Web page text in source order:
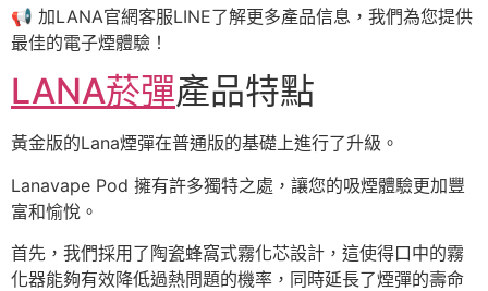
📢 加LANA官網客服LINE了解更多產品信息，我們為您提供
最佳的電子煙體驗！
LANA菸彈產品特點
黃金版的Lana煙彈在普通版的基礎上進行了升級。
Lanavape Pod 擁有許多獨特之處，讓您的吸煙體驗更加豐
富和愉悅。
首先，我們採用了陶瓷蜂窩式霧化芯設計，這使得口中的霧
化器能夠有效降低過熱問題的機率，同時延長了煙彈的壽命